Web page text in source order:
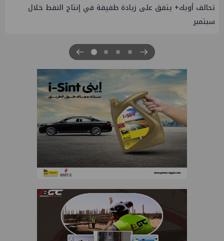
إسدال الستار على النسخة الثانية من "منتدى مصر للطاقة
والصناعة 2026" بنجاح